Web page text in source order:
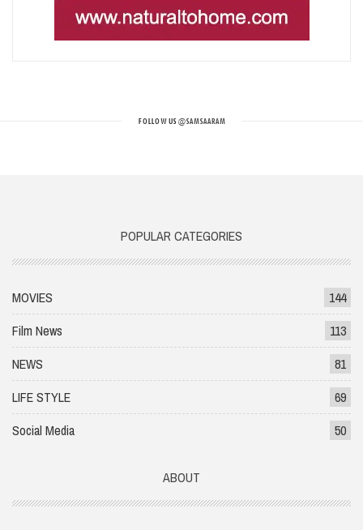
FOLLOW US@SAMSAARAM
POPULAR CATEGORIES
MOVIES
144
Film News
113
NEWS
81
LIFE STYLE
69
Social Media
50
ABOUT